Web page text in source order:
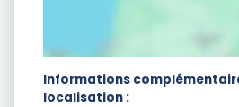
Informations
localisation :